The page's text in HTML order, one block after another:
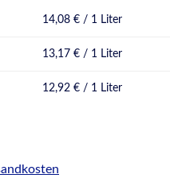
14,08 € / 1 Liter
13,17 € / 1 Liter
12,92 € / 1 Liter